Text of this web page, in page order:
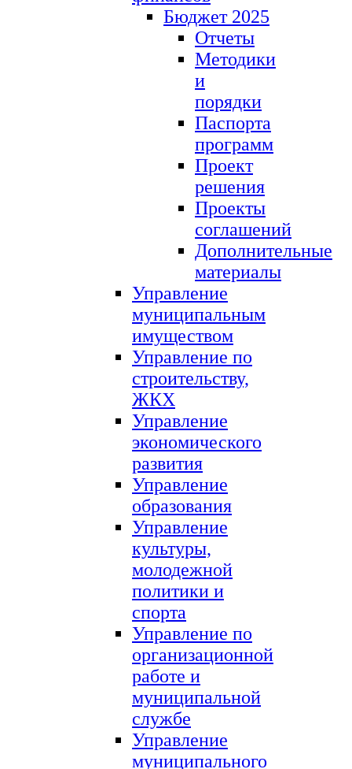
Бюджет 2025
Отчеты
Методики
и
порядки
Паспорта
программ
Проект
решения
Проекты
соглашений
Дополнительные
материалы
Управление
муниципальным
имуществом
Управление по
строительству,
ЖКХ
Управление
экономического
развития
Управление
образования
Управление
культуры,
молодежной
политики и
спорта
Управление по
организационной
работе и
муниципальной
службе
Управление
муниципального